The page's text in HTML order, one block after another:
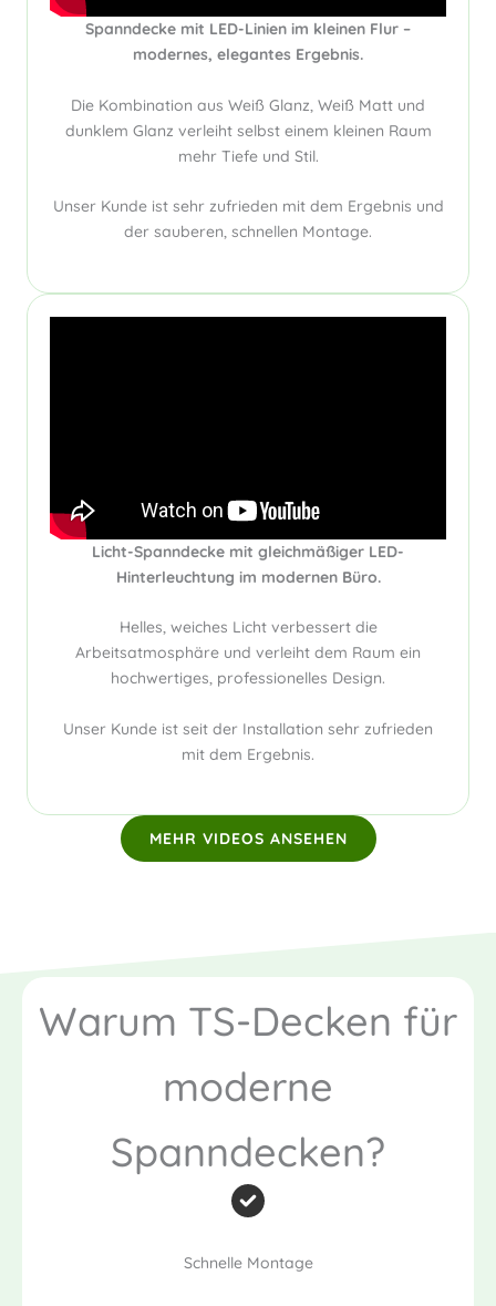
Spanndecke mit LED-Linien im kleinen Flur –
modernes, elegantes Ergebnis.
Die Kombination aus Weiß Glanz, Weiß Matt und
dunklem Glanz verleiht selbst einem kleinen Raum
mehr Tiefe und Stil.
Unser Kunde ist sehr zufrieden mit dem Ergebnis und
der sauberen, schnellen Montage.
Licht-Spanndecke mit gleichmäßiger LED-
Hinterleuchtung im modernen Büro.
Helles, weiches Licht verbessert die
Arbeitsatmosphäre und verleiht dem Raum ein
hochwertiges, professionelles Design.
Unser Kunde ist seit der Installation sehr zufrieden
mit dem Ergebnis.
MEHR VIDEOS ANSEHEN
Warum TS-Decken für
moderne
Spanndecken?
Schnelle Montage